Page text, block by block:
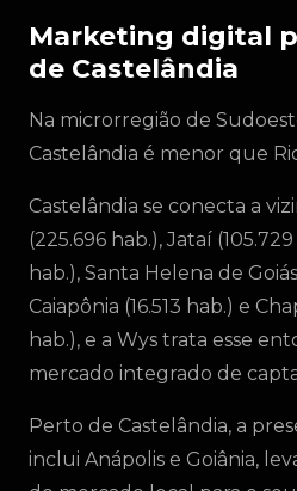
Marketing digital
de Castelândia
Na microrregião de
Castelândia é menor que
Castelândia se conecta a
(225.696 hab.), Jataí
hab.), Santa Helena de
Caiapônia (16.513 hab.) e
hab.), e a Wys trata esse
mercado integrado de
Perto de Castelândia, a
inclui Anápolis e Goiânia,